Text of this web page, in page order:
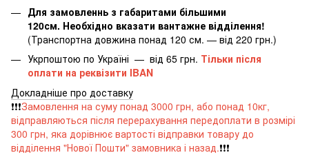
Для замовленнь з габаритами більшими
120см. Необхідно вказати вантажне відділення!
(Транспортна довжина понад 120 см. — від 220 грн.)
Укрпоштою по Україні — від 65 грн. Тільки після
оплати на реквізити IBAN
Докладніше про доставку
❗️❗️❗️Замовлення на суму понад 3000 грн, або понад 10кг,
відправляються після перерахування передоплати в розмірі
300 грн, яка дорівнює вартості відправки товару до
відділення "Нової Пошти" замовника і назад.❗️❗️❗️